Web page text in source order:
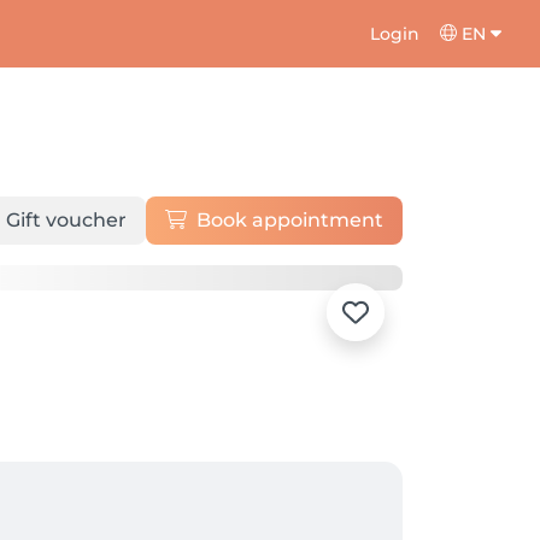
Login EN
Gift voucher Book appointment